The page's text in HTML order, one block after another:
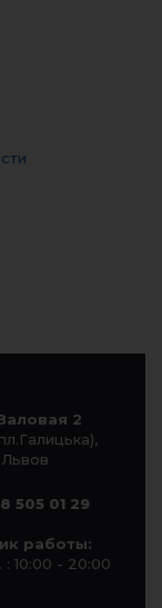
2
Львов
505 01 29
работы:
: 10:00 - 20:00